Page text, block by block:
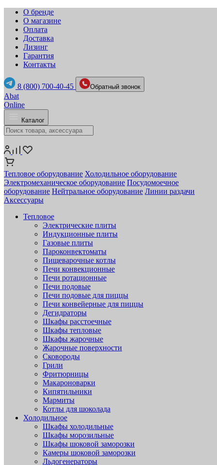
О бренде
О магазине
Оплата
Доставка
Лизинг
Гарантия
Контакты
8 (800) 700-40-45 Обратный звонок
Abat
Online
Каталог
Тепловое оборудование Холодильное оборудование
Электромеханическое оборудование Посудомоечное
оборудование Нейтральное оборудование Линии раздачи
Аксессуары
Тепловое
Электрические плиты
Индукционные плиты
Газовые плиты
Пароконвектоматы
Пищеварочные котлы
Печи конвекционные
Печи ротационные
Печи подовые
Печи подовые для пиццы
Печи конвейерные для пиццы
Дегидраторы
Шкафы расстоечные
Шкафы тепловые
Шкафы жарочные
Жарочные поверхности
Сковороды
Грили
Фритюрницы
Макароноварки
Кипятильники
Мармиты
Котлы для шоколада
Холодильное
Шкафы холодильные
Шкафы морозильные
Шкафы шоковой заморозки
Камеры шоковой заморозки
Льдогенераторы